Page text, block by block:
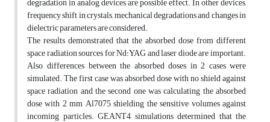
frequency shift in crystals, mechanical degradations and changes in
dielectric parameters are considered.
The results demonstrated that the absorbed dose from different
space radiation sources for Nd:YAG and laser diode are important.
Also, differences between the absorbed doses in 2 cases were
simulated. The first case was absorbed dose with no shield against
space radiation and the second one was calculating the absorbed
dose with 2 mm Al7075 shielding the sensitive volumes against
incoming particles. GEANT4 simulations determined that the